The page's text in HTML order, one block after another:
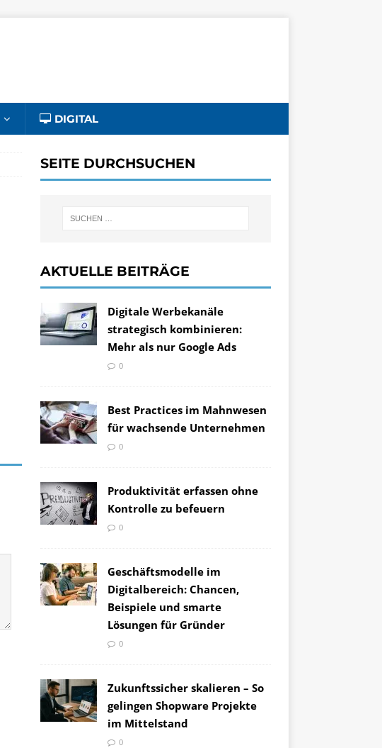
DIGITAL
SEITE DURCHSUCHEN
AKTUELLE BEITRÄGE
Digitale Werbekanäle
strategisch kombinieren:
Mehr als nur Google Ads
0
Best Practices im Mahnwesen
für wachsende Unternehmen
0
Produktivität erfassen ohne
Kontrolle zu befeuern
0
Geschäftsmodelle im
Digitalbereich: Chancen,
Beispiele und smarte
Lösungen für Gründer
0
Zukunftssicher skalieren – So
gelingen Shopware Projekte
im Mittelstand
0